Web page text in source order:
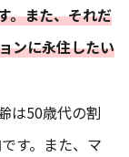
。また、それだ
ンに永住したい
は50歳代の割
す。また、マ